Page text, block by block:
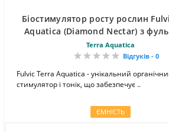
Біостимулятор росту рослин
Aquatica (Diamond Nectar) з
кислотою
Terra Aquatica
Відгуків - 0
Fulvic Terra Aquatica - унікальний
стимулятор і тонік, що забезпечує ..
ЄМНІСТЬ